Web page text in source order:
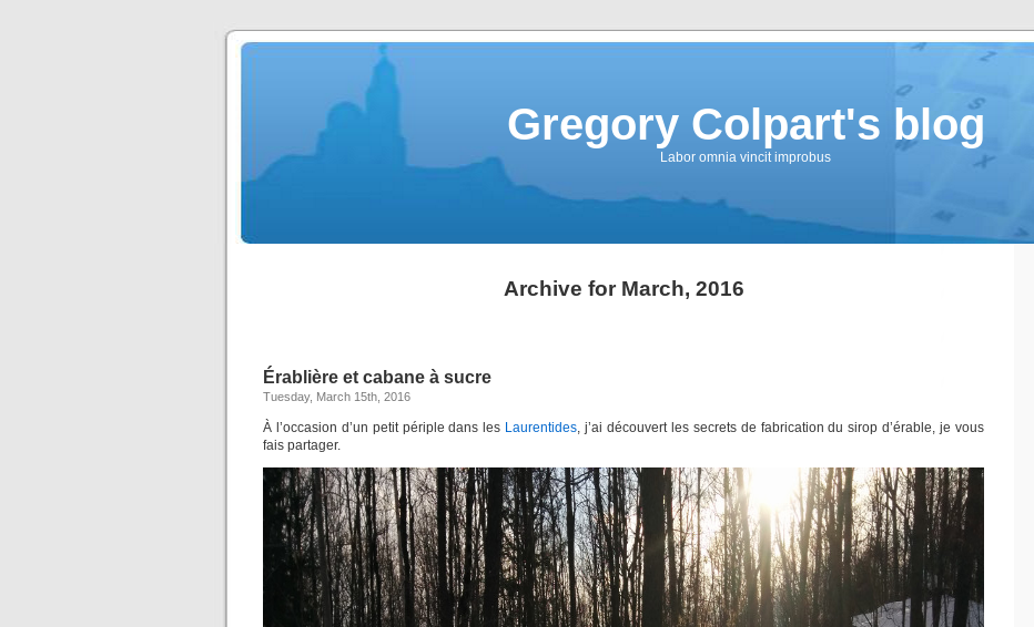
Gregory Colpart's blog
Labor omnia vincit improbus
Archive for March, 2016
Érablière et cabane à sucre
Tuesday, March 15th, 2016
À l’occasion d’un petit périple dans les Laurentides, j’ai découvert les secrets de fabrication du sirop d’érable, je vous
fais partager.